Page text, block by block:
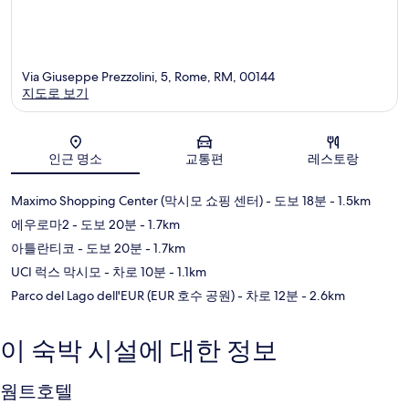
지도
Via Giuseppe Prezzolini, 5, Rome, RM, 00144
지도로 보기
인근 명소 교통편 레스토랑
Maximo Shopping Center (막시모 쇼핑 센터)- 도보 18분 - 1.5km
에우로마2 - 도보 20분 - 1.7km
아틀란티코 - 도보 20분 - 1.7km
UCI 럭스 막시모 - 차로 10분 - 1.1km
Parco del Lago dell'EUR (EUR 호수 공원)- 차로 12분 - 2.6km
이 숙박 시설에 대한 정보
웜트호텔